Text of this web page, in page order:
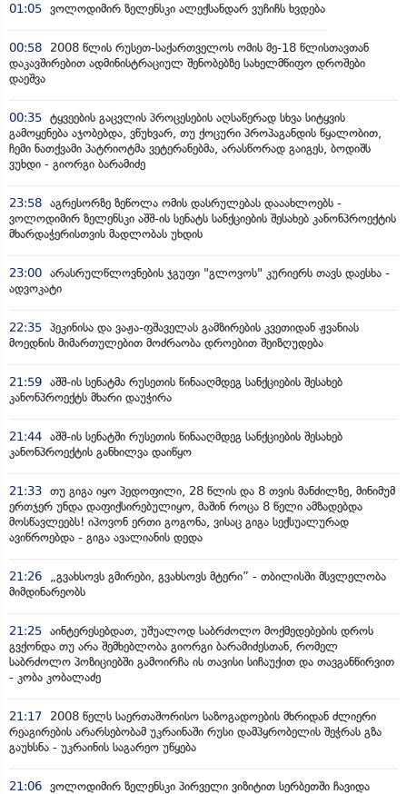
01:05 ვოლოდიმირ ზელენსკი ალექსანდარ ვუჩიჩს ხვდება
00:58
2008 წლის რუსეთ-საქართველოს ომის მე-18 წლისთავთან
დაკავშირებით ადმინისტრაციულ შენობებზე სახელმწიფო დროშები
დაეშვა
00:35 ტყვეების გაცვლის პროცესების აღსაწერად სხვა სიტყვის
გამოყენება აჯობებდა, ვწუხვარ, თუ ქოცური პროპაგანდის წყალობით,
ჩემი ნათქვამი პატრიოტმა ვეტერანებმა, არასწორად გაიგეს, ბოდიშს
ვუხდი - გიორგი ბარამიძე
23:58 აგრესორზე ზეწოლა ომის დასრულებას დააახლოებს -
ვოლოდიმირ ზელენსკი აშშ-ის სენატს სანქციების შესახებ კანონპროექტის
მხარდაჭერისთვის მადლობას უხდის
23:00 არასრულწლოვნების ჯგუფი "გლოვოს" კურიერს თავს დაესხა -
ადვოკატი
22:35 პეკინისა და ვაჟა-ფშაველას გამზირების კვეთიდან ჟვანიას
მოედნის მიმართულებით მოძრაობა დროებით შეიზღუდება
21:59 აშშ-ის სენატმა რუსეთის წინააღმდეგ სანქციების შესახებ
კანონპროექტს მხარი დაუჭირა
21:44 აშშ-ის სენატში რუსეთის წინააღმდეგ სანქციების შესახებ
კანონპროექტის განხილვა დაიწყო
21:33 თუ გიგა იყო პედოფილი, 28 წლის და 8 თვის მანძილზე, მინიმუმ
ერთჯერ უნდა დაფიქსირებულიყო, მაშინ როცა 8 წელი ამზადებდა
მოსწავლეებს! იპოვონ ერთი გოგონა, ვისაც გიგა სექსუალურად
ავიწროებდა - გიგა ავალიანის დედა
21:26
„გვახსოვს გმირები, გვახსოვს მტერი” - თბილისში მსვლელობა
მიმდინარეობს
21:25 აინტერესებდათ, უშუალოდ საბრძოლო მოქმედებების დროს
გვქონდა თუ არა შემხებლობა გიორგი ბარამიძესთან, რომელ
საბრძოლო პოზიციებში გამოირჩა ის თავისი სიჩაუქით და თავგანწირვით
- კობა კობალაძე
21:17
2008 წელს საერთაშორისო საზოგადოების მხრიდან ძლიერი
რეაგირების არარსებობამ უკრაინაში რუსი დამპყრობელის შეჭრას გზა
გაუხსნა - უკრაინის საგარეო უწყება
21:06 ვოლოდიმირ ზელენსკი პირველი ვიზიტით სერბეთში ჩავიდა